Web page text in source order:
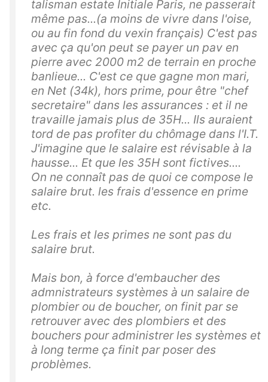
talisman estate Initiale Paris, ne passerait
même pas...(a moins de vivre dans l'oise,
ou au fin fond du vexin français) C'est pas
avec ça qu'on peut se payer un pav en
pierre avec 2000 m2 de terrain en proche
banlieue... C'est ce que gagne mon mari,
en Net (34k), hors prime, pour être "chef
secretaire" dans les assurances : et il ne
travaille jamais plus de 35H... Ils auraient
tord de pas profiter du chômage dans l'I.T.
J'imagine que le salaire est révisable à la
hausse... Et que les 35H sont fictives....
On ne connaît pas de quoi ce compose le
salaire brut. les frais d'essence en prime
etc.
Les frais et les primes ne sont pas du
salaire brut.
Mais bon, à force d'embaucher des
admnistrateurs systèmes à un salaire de
plombier ou de boucher, on finit par se
retrouver avec des plombiers et des
bouchers pour administrer les systèmes et
à long terme ça finit par poser des
problèmes.